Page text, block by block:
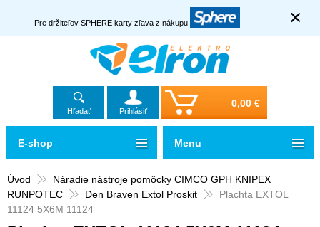
Pre držiteľov SPHERE karty zľava z nákupu ×
Hľadať Prihlásiť
0,00 €
Úvod
Náradie nástroje pomôcky CIMCO GPH KNIPEX
RUNPOTEC
Den Braven Extol Proskit
Plachta EXTOL
11124 5X6M 11124
E-shop Menu